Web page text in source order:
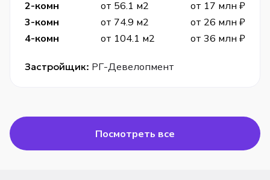
2-комн
от 56.1 м2
от 17 млн ₽
3-комн
от 74.9 м2
от 26 млн ₽
4-комн
от 104.1 м2 от 36 млн ₽
Застройщик: РГ-Девелопмент
Посмотреть все